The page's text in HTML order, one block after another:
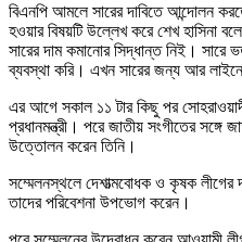
বিএনপি আমলে সারের দাবিতে আন্দোলন
হওয়ার বিষয়টি উল্লেখ করে শেখ হাসিনা
সারের দাম কমানোর সিদ্ধান্ত নিই। সারে
ব্যবস্থা করি। এখন সারের জন্য আর লাইনে
এর আগে সকাল ১১ টার কিছু পর
প্রধানমন্ত্রী। পরে জাতীয় সংগীতের সঙ্গে
উত্তোলন করেন তিনি।
সম্মেলনস্থলে দেশাত্মবোধক ও কৃষক লীগের
তাদের পরিবেশনা উপভোগ করেন।